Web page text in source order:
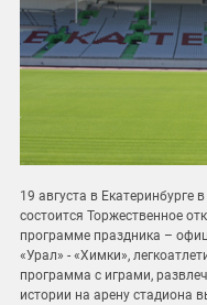
19 августа в Екатеринбурге
состоится Торжественное
программе праздника –
«Урал» - «Химки»,
программа с играми,
истории на арену стадиона